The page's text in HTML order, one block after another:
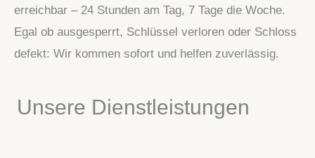
erreichbar – 24 Stunden am Tag, 7 Tage die Woche.
Egal ob ausgesperrt, Schlüssel verloren oder Schloss
defekt: Wir kommen sofort und helfen zuverlässig.
Unsere Dienstleistungen